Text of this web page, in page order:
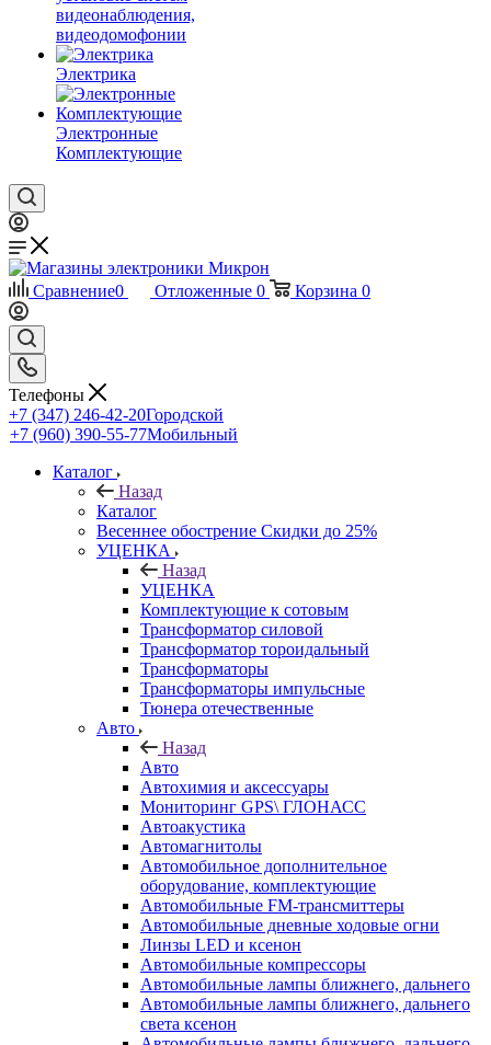
видеонаблюдения,
видеодомофонии
Электрика
Электронные
Комплектующие
Сравнение0 Отложенные 0 Корзина 0
Телефоны
+7 (347) 246-42-20Городской
+7 (960) 390-55-77Мобильный
Каталог
Назад
Каталог
Весеннее обострение Скидки до 25%
УЦЕНКА
Назад
УЦЕНКА
Комплектующие к сотовым
Трансформатор силовой
Трансформатор тороидальный
Трансформаторы
Трансформаторы импульсные
Тюнера отечественные
Авто
Назад
Авто
Автохимия и аксессуары
Мониторинг GPS\ ГЛОНАСС
Автоакустика
Автомагнитолы
Автомобильное дополнительное
оборудование, комплектующие
Автомобильные FM-трансмиттеры
Автомобильные дневные ходовые огни
Линзы LED и ксенон
Автомобильные компрессоры
Автомобильные лампы ближнего, дальнего
Автомобильные лампы ближнего, дальнего
света ксенон